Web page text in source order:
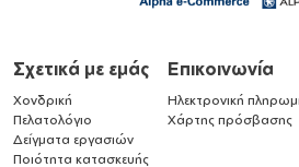
Σχετικά με εμάς
Χονδρική
Πελατολόγιο
Δείγματα εργασιών
Ποιότητα κατασκευής
Επικοινωνία
Ηλεκτρονική
Χάρτης πρόσβασης